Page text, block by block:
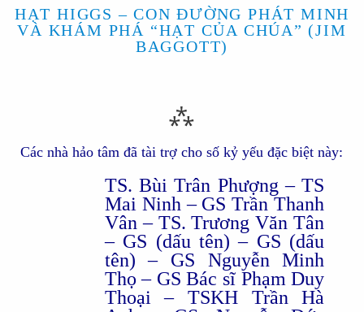
HẠT HIGGS – CON ĐƯỜNG PHÁT MINH
VÀ KHÁM PHÁ “HẠT CỦA CHÚA” (JIM
BAGGOTT)
⁂
Các nhà hảo tâm đã tài trợ cho số kỷ yếu đặc biệt này:
TS. Bùi Trân Phượng – TS
Mai Ninh – GS Trần Thanh
Vân – TS. Trương Văn Tân
– GS (dấu tên) – GS (dấu
tên) – GS Nguyễn Minh
Thọ – GS Bác sĩ Phạm Duy
Thoại – TSKH Trần Hà